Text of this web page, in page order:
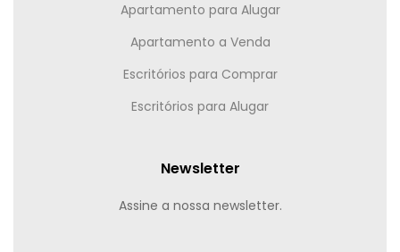
Apartamento para Alugar
Apartamento a Venda
Escritórios para Comprar
Escritórios para Alugar
Newsletter
Assine a nossa newsletter.